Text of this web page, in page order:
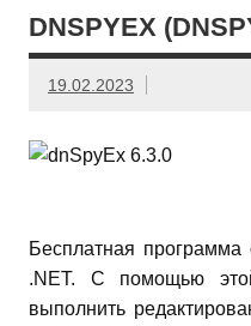
DNSPYEX
19.02.2023
Бесплатная программа
.NET. С помощью
выполнить